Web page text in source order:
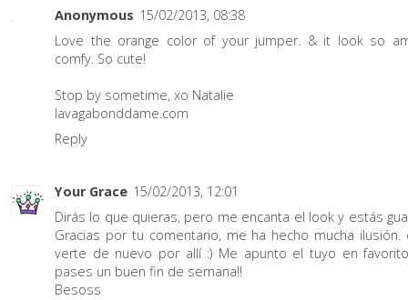
Anonymous 15/02/2013, 08:38
Love the orange color of your jumper. & it look so
comfy. So cute!
Stop by sometime, xo Natalie
lavagabonddame.com
Reply
Your Grace 15/02/2013, 12:01
Dirás lo que quieras, pero me encanta el look y estás
Gracias por tu comentario, me ha hecho mucha ilusión.
verte de nuevo por allí :) Me apunto el tuyo en
pases un buen fin de semana!!
Besoss